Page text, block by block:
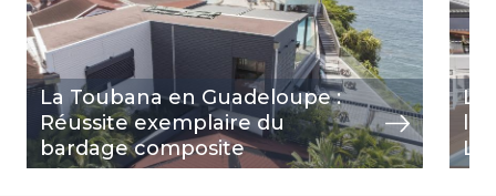
La Toubana en Guadeloupe :
Réussite exemplaire du
bardage composite